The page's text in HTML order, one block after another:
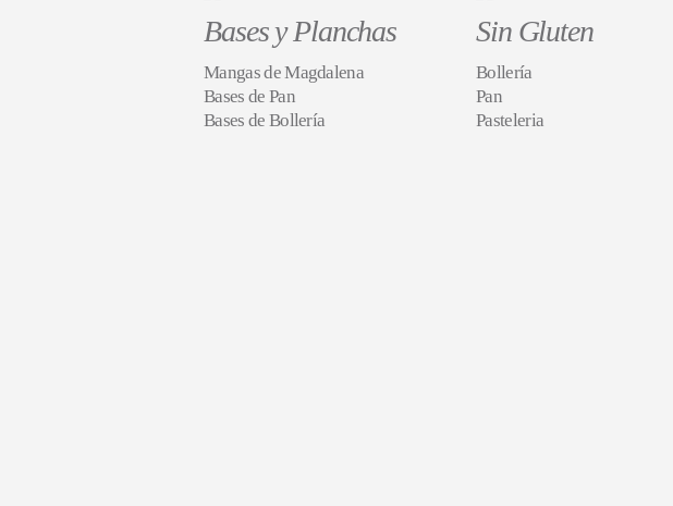
Bases y Planchas
Mangas de Magdalena
Bases de Pan
Bases de Bollería
Sin Gluten
Bollería
Pan
Pasteleria